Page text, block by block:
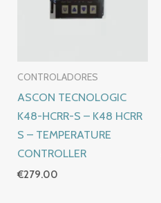
CONTROLADORES
ASCON TECNOLOGIC
K48-HCRR-S – K48 HCRR
S – TEMPERATURE
CONTROLLER
€279.00